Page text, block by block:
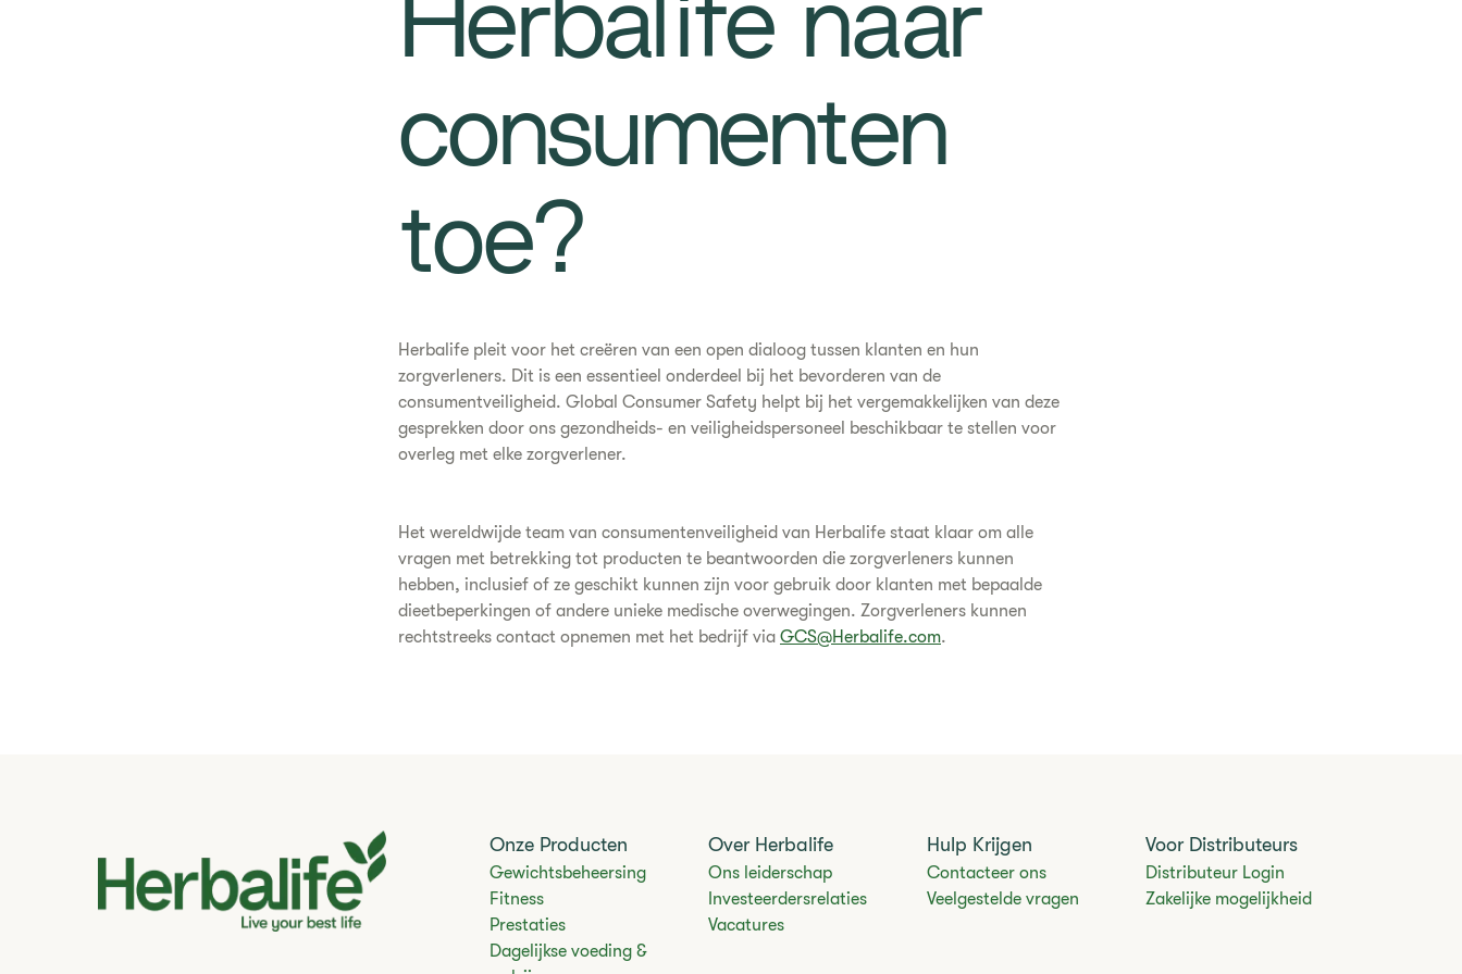
Herbalife naar
consumenten
toe?
Herbalife pleit voor het creëren van een open dialoog tussen klanten en hun
zorgverleners. Dit is een essentieel onderdeel bij het bevorderen van de
consumentveiligheid. Global Consumer Safety helpt bij het vergemakkelijken van deze
gesprekken door ons gezondheids- en veiligheidspersoneel beschikbaar te stellen voor
overleg met elke zorgverlener.
Het wereldwijde team van consumentenveiligheid van Herbalife staat klaar om alle
vragen met betrekking tot producten te beantwoorden die zorgverleners kunnen
hebben, inclusief of ze geschikt kunnen zijn voor gebruik door klanten met bepaalde
dieetbeperkingen of andere unieke medische overwegingen. Zorgverleners kunnen
rechtstreeks contact opnemen met het bedrijf via GCS@Herbalife.com.
Onze Producten
Gewichtsbeheersing
Fitness
Prestaties
Dagelijkse voeding &
Over Herbalife
Ons leiderschap
Investeerdersrelaties
Vacatures
Hulp Krijgen
Contacteer ons
Veelgestelde vragen
Voor Distributeurs
Distributeur Login
Zakelijke mogelijkheid